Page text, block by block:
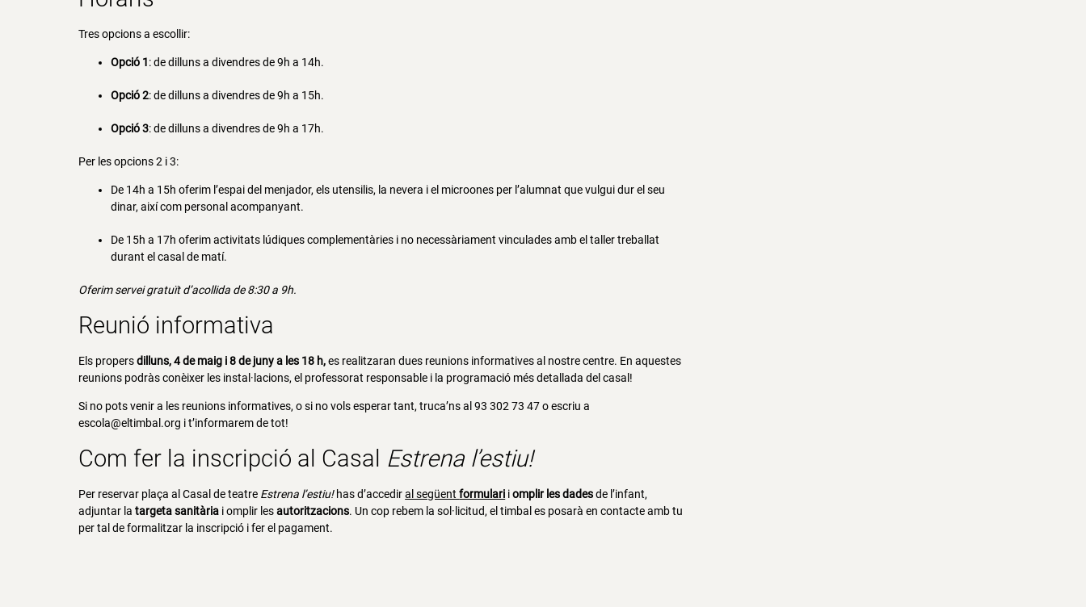
Tres opcions a escollir:
Opció 1: de dilluns a divendres de 9h a 14h.
Opció 2: de dilluns a divendres de 9h a 15h.
Opció 3: de dilluns a divendres de 9h a 17h.
Per les opcions 2 i 3:
De 14h a 15h oferim l’espai del menjador, els utensilis, la nevera i el microones per l’alumnat que vulgui dur el seu
dinar, així com personal acompanyant.
De 15h a 17h oferim activitats lúdiques complementàries i no necessàriament vinculades amb el taller treballat
durant el casal de matí.
Oferim servei gratuït d’acollida de 8:30 a 9h.
Reunió informativa
Els propersdilluns, 4 de maig i 8 de juny a les 18 h,es realitzaran dues reunions informatives al nostre centre. En aquestes
reunions podràs conèixer les instal·lacions, el professorat responsable i la programació més detallada del casal!
Si no pots venir a les reunions informatives, o si no vols esperar tant, truca’ns al 93 302 73 47 o escriu a
escola@eltimbal.org i t’informarem de tot!
Com fer la inscripció al Casal Estrena l’estiu!
Per reservar plaça al Casal de teatre Estrena l’estiu! has d’accediral següentformulari iomplir les dadesde l’infant,
adjuntar latargeta sanitària i omplir lesautoritzacions. Un cop rebem la sol·licitud, el timbal es posarà en contacte amb tu
per tal de formalitzar la inscripció i fer el pagament.